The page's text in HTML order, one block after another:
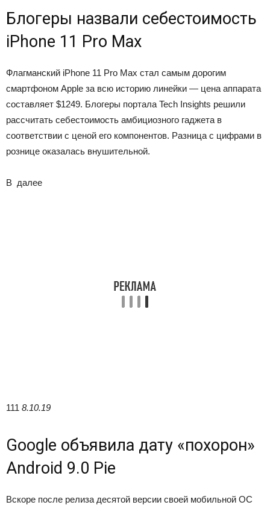
Блогеры назвали себестоимость
iPhone 11 Pro Max
Флагманский iPhone 11 Pro Max стал самым дорогим
смартфоном Apple за всю историю линейки — цена аппарата
составляет $1249. Блогеры портала Tech Insights решили
рассчитать себестоимость амбициозного гаджета в
соответствии с ценой его компонентов. Разница с цифрами в
рознице оказалась внушительной.
В далее
111 8.10.19
Google объявила дату «похорон»
Android 9.0 Pie
Вскоре после релиза десятой версии своей мобильной ОС